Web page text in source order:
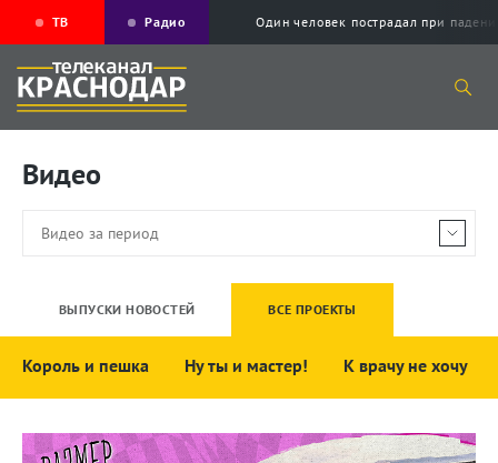
ТВ Радио Один человек пострадал при
Видео
ВЫПУСКИ НОВОСТЕЙ ВСЕ ПРОЕКТЫ
Король и пешка Ну ты и мастер! К врачу не хочу